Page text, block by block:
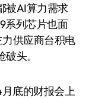
被AI算力需求
系列芯片也面
供应商台积电
头。
底的财报会上